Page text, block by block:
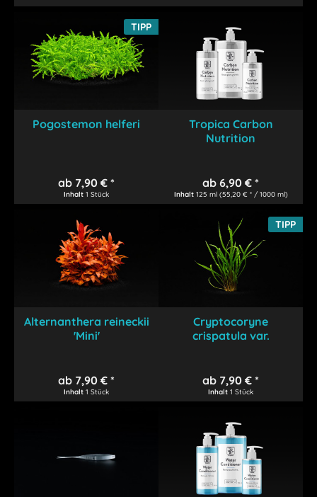
TIPP
Pogostemon helferi
ab 7,90 € *
Inhalt1 Stück
Tropica Carbon
Nutrition
ab 6,90 € *
Inhalt 125 ml (55,20 € * / 1000 ml)
Alternanthera reineckii
'Mini'
ab 7,90 € *
Inhalt1 Stück
TIPP
Cryptocoryne
crispatula var.
ab 7,90 € *
Inhalt1 Stück